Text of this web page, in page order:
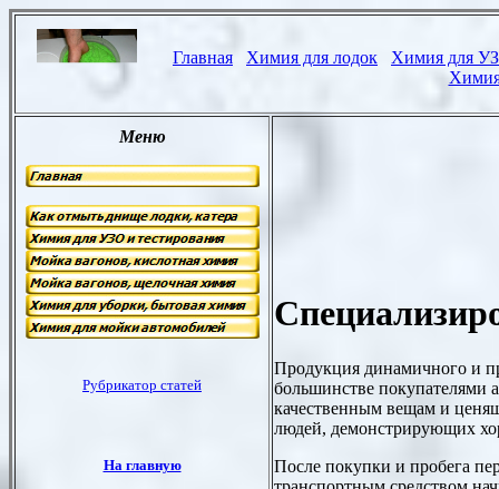
Продукция динамичного и
большинстве покупателями
качественным вещам и
людей, демонстрирующих
После покупки и пробега